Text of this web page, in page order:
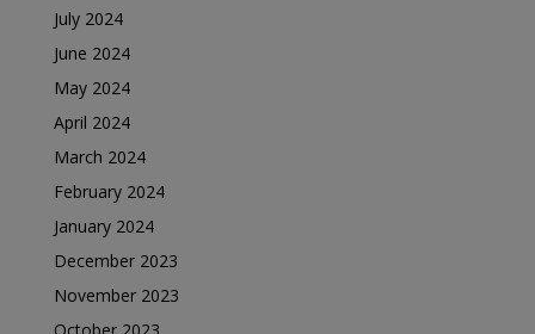
July 2024
June 2024
May 2024
April 2024
March 2024
February 2024
January 2024
December 2023
November 2023